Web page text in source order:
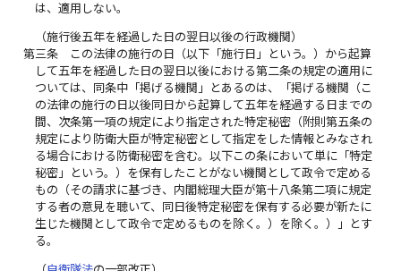
は、適用しない。
（施行後五年を経過した日の翌日以後の行政機関）
第三条
この法律の施行の日（以下「施行日」という。）から起算
して五年を経過した日の翌日以後における第二条の規定の適用に
ついては、同条中「掲げる機関」とあるのは、「掲げる機関（こ
の法律の施行の日以後同日から起算して五年を経過する日までの
間、次条第一項の規定により指定された特定秘密（附則第五条の
規定により防衛大臣が特定秘密として指定をした情報とみなされ
る場合における防衛秘密を含む。以下この条において単に「特定
秘密」という。）を保有したことがない機関として政令で定める
もの（その請求に基づき、内閣総理大臣が第十八条第二項に規定
する者の意見を聴いて、同日後特定秘密を保有する必要が新たに
生じた機関として政令で定めるものを除く。）を除く。）」とす
る。